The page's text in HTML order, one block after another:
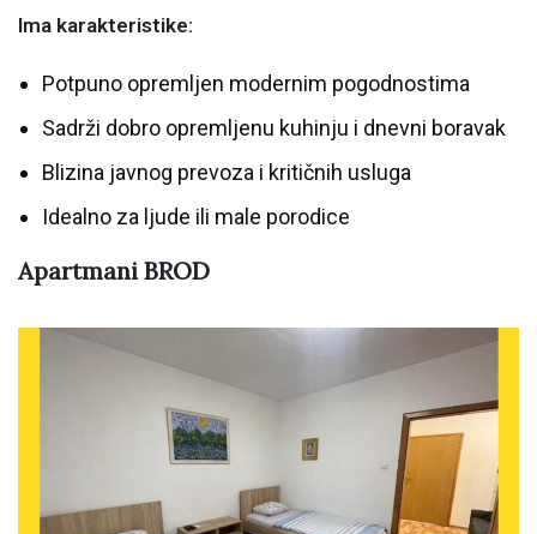
Ima karakteristike:
Potpuno opremljen modernim pogodnostima
Sadrži dobro opremljenu kuhinju i dnevni boravak
Blizina javnog prevoza i kritičnih usluga
Idealno za ljude ili male porodice
Apartmani BROD